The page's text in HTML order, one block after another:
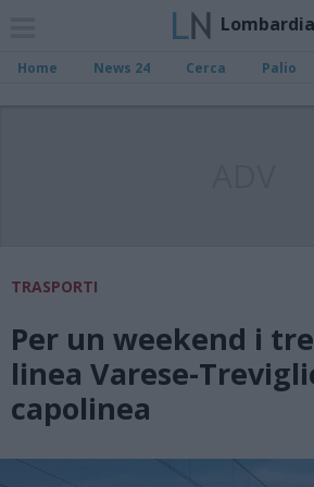
Lombardia
Home News 24 Cerca Palio
TRASPORTI
Per un weekend i
linea Varese-
capolinea